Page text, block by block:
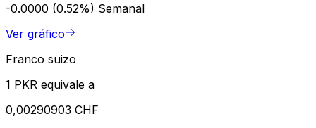
-0.0000 (0.52%) Semanal
Ver gráfico
Franco suizo
1 PKR equivale a
0,00290903 CHF